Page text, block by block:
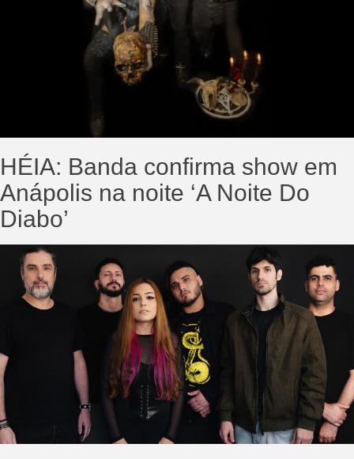
HÉIA: Banda confirma show em
Anápolis na noite ‘A Noite Do
Diabo’